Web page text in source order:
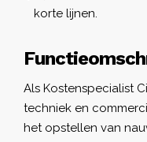
korte lijnen.
Als Kostenspecialist
techniek en
het opstellen van